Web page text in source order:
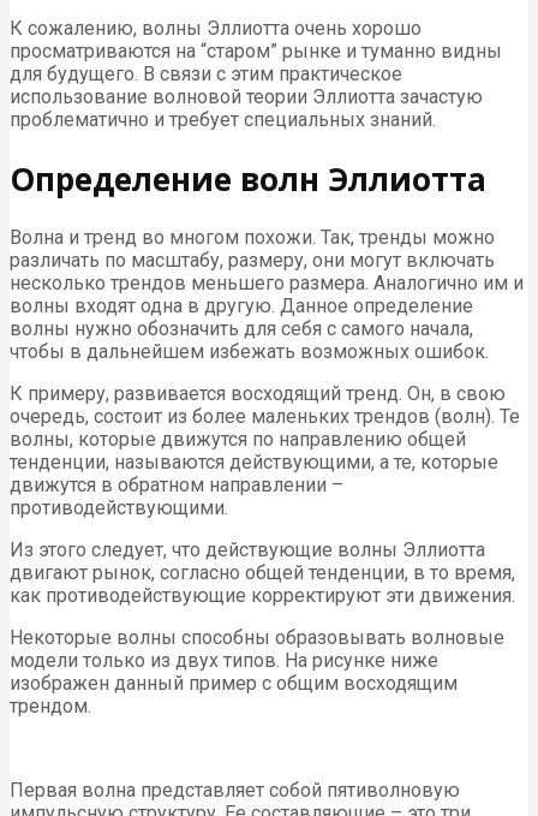
К сожалению, волны Эллиотта очень хорошо
просматриваются на “старом” рынке и туманно видны
для будущего. В связи с этим практическое
использование волновой теории Эллиотта зачастую
проблематично и требует специальных знаний.
Определение волн Эллиотта
Волна и тренд во многом похожи. Так, тренды можно
различать по масштабу, размеру, они могут включать
несколько трендов меньшего размера. Аналогично им и
волны входят одна в другую. Данное определение
волны нужно обозначить для себя с самого начала,
чтобы в дальнейшем избежать возможных ошибок.
К примеру, развивается восходящий тренд. Он, в свою
очередь, состоит из более маленьких трендов (волн). Те
волны, которые движутся по направлению общей
тенденции, называются действующими, а те, которые
движутся в обратном направлении –
противодействующими.
Из этого следует, что действующие волны Эллиотта
двигают рынок, согласно общей тенденции, в то время,
как противодействующие корректируют эти движения.
Некоторые волны способны образовывать волновые
модели только из двух типов. На рисунке ниже
изображен данный пример с общим восходящим
трендом.
Первая волна представляет собой пятиволновую